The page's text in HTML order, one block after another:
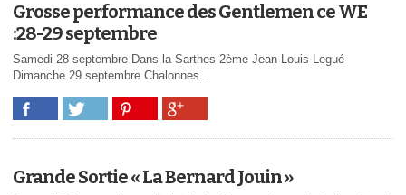
Grosse performance des Gentlemen ce WE
:28-29 septembre
Samedi 28 septembre Dans la Sarthes 2ème Jean-Louis Legué
Dimanche 29 septembre Chalonnes...
Grande Sortie « La Bernard Jouin »